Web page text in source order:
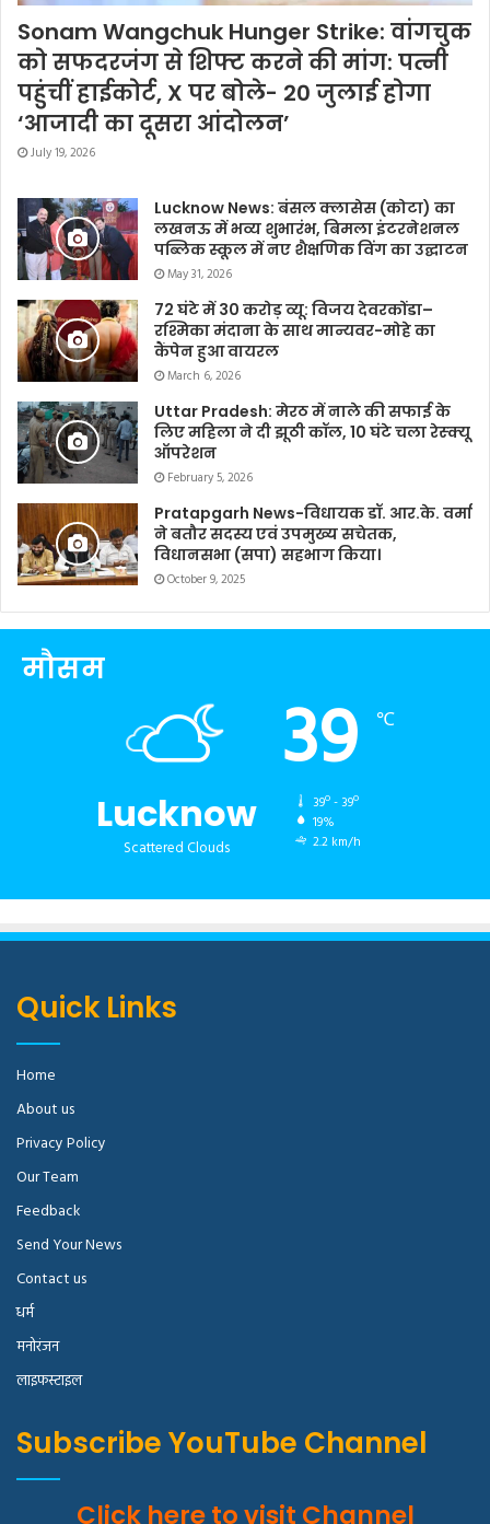
Sonam Wangchuk Hunger Strike: वांगचुक
को सफदरजंग से शिफ्ट करने की मांग: पत्नी
पहुंचीं हाईकोर्ट, X पर बोले- 20 जुलाई होगा
‘आजादी का दूसरा आंदोलन’
July 19, 2026
Lucknow News: बंसल क्लासेस (कोटा) का
लखनऊ में भव्य शुभारंभ, बिमला इंटरनेशनल
पब्लिक स्कूल में नए शैक्षणिक विंग का उद्घाटन
May 31, 2026
72 घंटे में 30 करोड़ व्यू: विजय देवरकोंडा–
रश्मिका मंदाना के साथ मान्यवर-मोहे का
कैंपेन हुआ वायरल
March 6, 2026
Uttar Pradesh: मेरठ में नाले की सफाई के
लिए महिला ने दी झूठी कॉल, 10 घंटे चला रेस्क्यू
ऑपरेशन
February 5, 2026
Pratapgarh News-विधायक डॉ. आर.के. वर्मा
ने बतौर सदस्य एवं उपमुख्य सचेतक,
विधानसभा (सपा) सहभाग किया।
October 9, 2025
मौसम
Lucknow
Scattered Clouds
39 ℃
39º - 39º
19%
2.2 km/h
Quick Links
Home
About us
Privacy Policy
Our Team
Feedback
Send Your News
Contact us
धर्म
मनोरंजन
लाइफस्टाइल
Subscribe YouTube Channel
Click here to visit Channel